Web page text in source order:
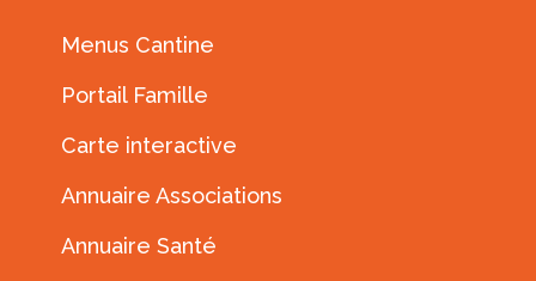
Menus Cantine
Portail Famille
Carte interactive
Annuaire Associations
Annuaire Santé